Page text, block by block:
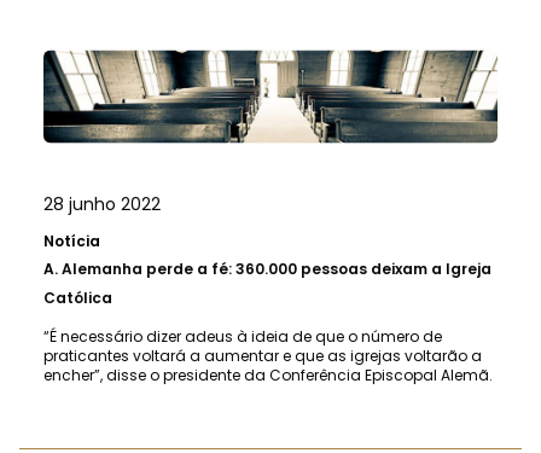
28 junho 2022
Notícia
A.Alemanha perde a fé: 360.000 pessoas deixam a Igreja
Católica
“É necessário dizer adeus à ideia de que o número de
praticantes voltará a aumentar e que as igrejas voltarão a
encher”, disse o presidente da Conferência Episcopal Alemã.